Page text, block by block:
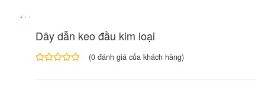
Dây dẫn keo đầu kim loại
(0 đánh giá của khách hàng)